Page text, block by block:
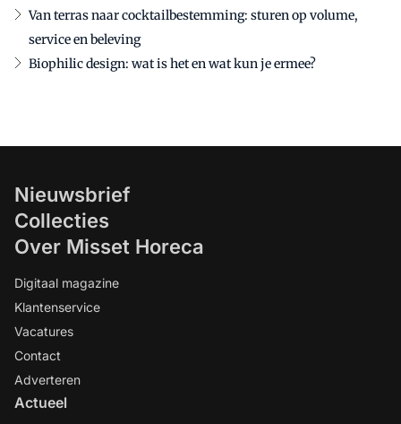
Van terras naar cocktailbestemming: sturen op volume,
service en beleving
Biophilic design: wat is het en wat kun je ermee?
Nieuwsbrief
Collecties
Over Misset Horeca
Digitaal magazine
Klantenservice
Vacatures
Contact
Adverteren
Actueel